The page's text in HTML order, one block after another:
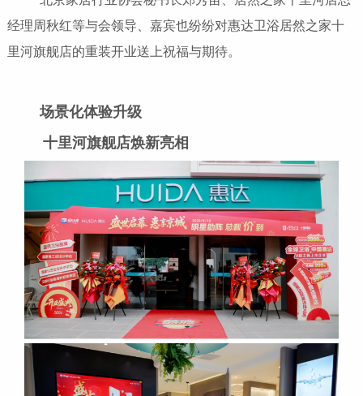
经理周秋红等与会领导、嘉宾也纷纷对惠达卫浴居然之家十
里河旗舰店的重装开业送上祝福与期待。
场景化体验升级
十里河旗舰店焕新亮相